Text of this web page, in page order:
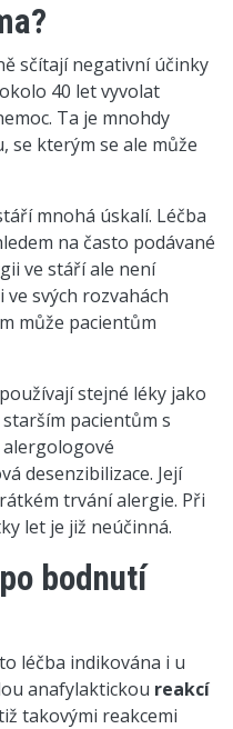
sčítají negativní účinky
40 let vyvolat
Ta je mnohdy
se kterým se ale může
mnohá úskalí. Léčba
na často podávané
ve stáří ale není
svých rozvahách
může pacientům
stejné léky jako
starším pacientům s
desenzibilizace. Její
trvání alergie. Při
let je již neúčinná.
bodnutí
léčba indikována i u
anafylaktickou reakcí
takovými reakcemi